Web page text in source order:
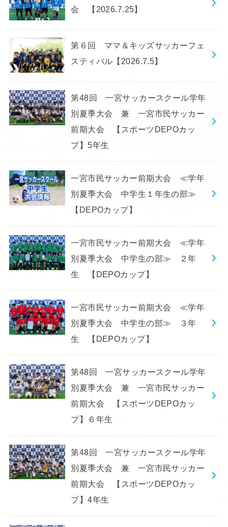
会 【2026.7.25】
第６回 ママ＆キッズサッカーフェ
スティバル【2026.7.5】
第48回 一宮サッカースクール学年
別夏季大会 兼 一宮市民サッカー
前期大会 【スポーツDEPOカッ
プ】5年生
一宮市民サッカー前期大会 ≪学年
別夏季大会 中学生１年生の部≫
【DEPOカップ】
一宮市民サッカー前期大会 ≪学年
別夏季大会 中学生の部≫ ２年
生 【DEPOカップ】
一宮市民サッカー前期大会 ≪学年
別夏季大会 中学生の部≫ ３年
生 【DEPOカップ】
第48回 一宮サッカースクール学年
別夏季大会 兼 一宮市民サッカー
前期大会 【スポーツDEPOカッ
プ】６年生
第48回 一宮サッカースクール学年
別夏季大会 兼 一宮市民サッカー
前期大会 【スポーツDEPOカッ
プ】4年生